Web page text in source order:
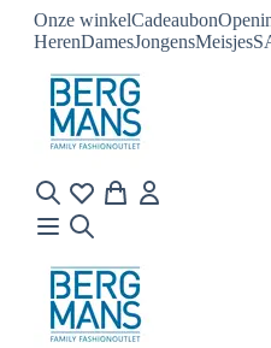
Onze winkelCadeaubon
HerenDamesJongensMeisjes